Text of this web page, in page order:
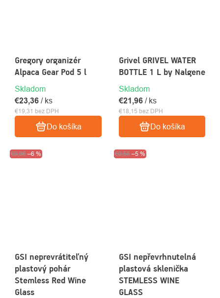
Gregory organizér
Alpaca Gear Pod 5 l
Skladom
€19,31 bez DPH
€23,36 / ks
Do košíka
Grivel GRIVEL WATER
BOTTLE 1 L by Nalgene
Skladom
€18,15 bez DPH
€21,96 / ks
Do košíka
Výpredaj
€9,96 –6 %
GSI neprevrátiteľný
plastový pohár
Stemless Red Wine
Glass
Výpredaj
€9,56 –5 %
GSI nepřevrhnutelná
plastová sklenička
STEMLESS WINE
GLASS